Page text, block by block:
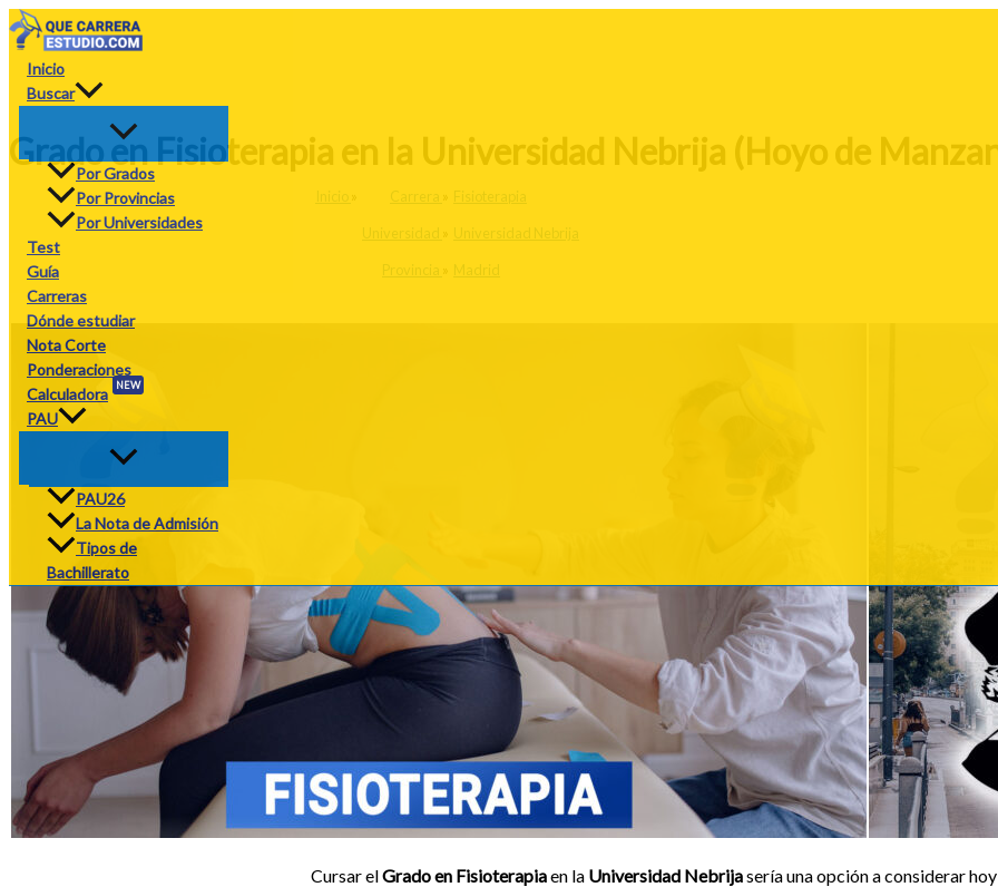
Ir
al
contenido
Inicio
Buscar
Por Grados
Por Provincias
Por Universidades
Test
Guía
Carreras
Dónde estudiar
Nota Corte
Ponderaciones
Calculadora
NEW
PAU
PAU26
La Nota de Admisión
Tipos de
Bachillerato
Grado en Fisioterapia en la Universidad Nebrija (Hoyo de
Inicio Carrera Fisioterapia
Universidad Universidad Nebrija
Provincia Madrid
Cursar elGrado en Fisioterapiaen la Universidad Nebrijasería una opción a considerar